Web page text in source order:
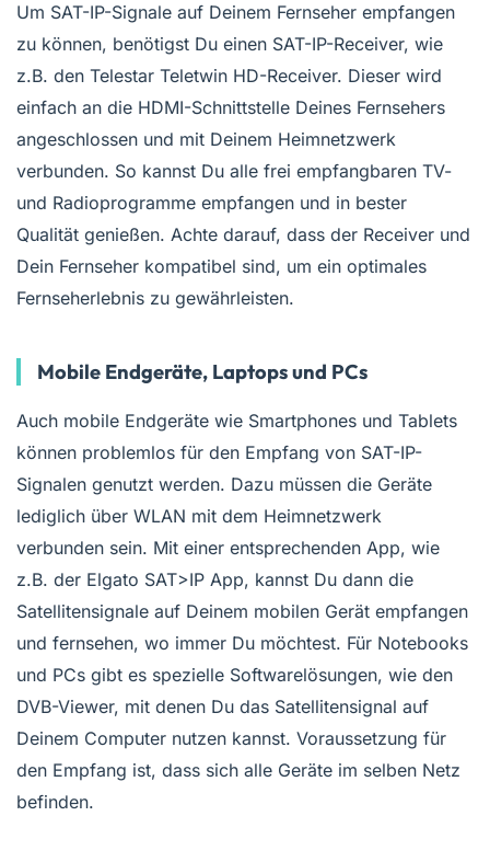
Um SAT-IP-Signale auf Deinem Fernseher empfangen
zu können, benötigst Du einen SAT-IP-Receiver, wie
z.B. den Telestar Teletwin HD-Receiver. Dieser wird
einfach an die HDMI-Schnittstelle Deines Fernsehers
angeschlossen und mit Deinem Heimnetzwerk
verbunden. So kannst Du alle frei empfangbaren TV-
und Radioprogramme empfangen und in bester
Qualität genießen. Achte darauf, dass der Receiver und
Dein Fernseher kompatibel sind, um ein optimales
Fernseherlebnis zu gewährleisten.
Mobile Endgeräte, Laptops und PCs
Auch mobile Endgeräte wie Smartphones und Tablets
können problemlos für den Empfang von SAT-IP-
Signalen genutzt werden. Dazu müssen die Geräte
lediglich über WLAN mit dem Heimnetzwerk
verbunden sein. Mit einer entsprechenden App, wie
z.B. der Elgato SAT>IP App, kannst Du dann die
Satellitensignale auf Deinem mobilen Gerät empfangen
und fernsehen, wo immer Du möchtest. Für Notebooks
und PCs gibt es spezielle Softwarelösungen, wie den
DVB-Viewer, mit denen Du das Satellitensignal auf
Deinem Computer nutzen kannst. Voraussetzung für
den Empfang ist, dass sich alle Geräte im selben Netz
befinden.